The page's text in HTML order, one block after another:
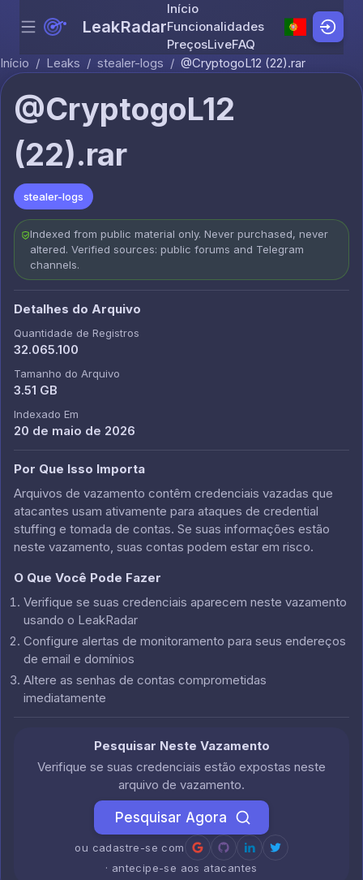
Skip to content
Menu LeakRadar
Início
Funcionalidades
PreçosLiveFAQ
Início / Leaks / stealer-logs / @CryptogoL12 (22).rar
@CryptogoL12
(22).rar
stealer-logs
Indexed from public material only. Never purchased, never
altered. Verified sources: public forums and Telegram
channels.
Detalhes do Arquivo
Quantidade de Registros
32.065.100
Tamanho do Arquivo
3.51 GB
Indexado Em
20 de maio de 2026
Por Que Isso Importa
Arquivos de vazamento contêm credenciais vazadas que
atacantes usam ativamente para ataques de credential
stuffing e tomada de contas. Se suas informações estão
neste vazamento, suas contas podem estar em risco.
O Que Você Pode Fazer
Verifique se suas credenciais aparecem neste vazamento
usando o LeakRadar
Configure alertas de monitoramento para seus endereços
de email e domínios
Altere as senhas de contas comprometidas
imediatamente
Pesquisar Neste Vazamento
Verifique se suas credenciais estão expostas neste
arquivo de vazamento.
Pesquisar Agora
ou cadastre-se com
· antecipe-se aos atacantes